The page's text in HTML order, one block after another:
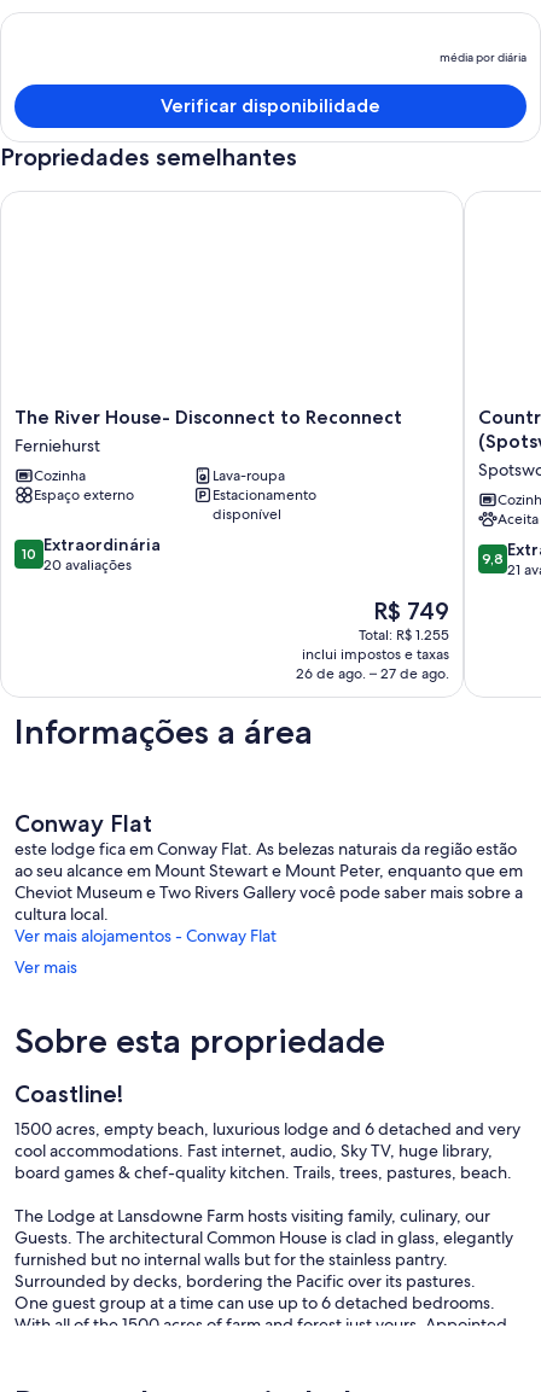
O
é
média por diária
Verificar disponibilidade
Propriedades semelhantes
The
River
House-
Disconnect
to
Ferniehurst
The River House- Disconnect to Reconnect
Ferniehurst
Cozinha
Lava-roupa
Espaço externo
Estacionamento
disponível
10.0
de
10 Extraordinária
20 avaliações
O
preço
é
de
R$ 749
R$ 749
Total: R$ 1.255
inclui impostos e taxas
26 de ago. – 27 de ago.
The River House- Disconnect to Reconnect
Country
Cottage
Delight
in
the
Hurunui.
9.8
de
9,8
21
Country
Informações a área
Conway Flat
este lodge fica em Conway Flat. As belezas naturais da região estão
ao seu alcance em Mount Stewart e Mount Peter, enquanto que em
Cheviot Museum e Two Rivers Gallery você pode saber mais sobre a
cultura local.
Ver mais alojamentos - Conway Flat
Ver mais
Sobre esta propriedade
Coastline!
1500 acres, empty beach, luxurious lodge and 6 detached and very
cool accommodations. Fast internet, audio, Sky TV, huge library,
board games & chef-quality kitchen. Trails, trees, pastures, beach.
The Lodge at Lansdowne Farm hosts visiting family, culinary, our
Guests. The architectural Common House is clad in glass, elegantly
furnished but no internal walls but for the stainless pantry.
Surrounded by decks, bordering the Pacific over its pastures.
One guest group at a time can use up to 6 detached bedrooms.
With all of the 1500 acres of farm and forest just yours. Appointed